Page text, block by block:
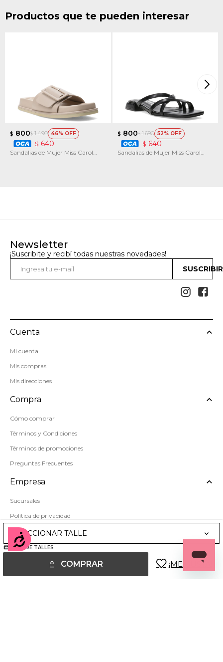
Accesibilidad
SELECCIONAR TALLE
GUÍA DE TALLES
COMPRAR
Productos que te pueden interesar
$ 800$ 1.490 46
$ 640
Sandalias de Mujer Miss Carol
$ 800$ 1.690 52
$ 640
Sandalias de Mujer Miss Carol
Newsletter
¡Suscribite y recibí todas nuestras novedades!
 
Cuenta
Mi cuenta
Mis compras
Mis direcciones
Compra
Cómo comprar
Términos y Condiciones
Términos de promociones
Preguntas Frecuentes
Empresa
Sucursales
Política de privacidad
Mapa del sitio